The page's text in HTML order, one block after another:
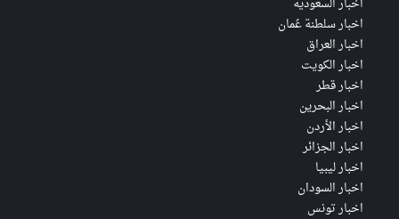
اخبار سلطنة عُمان
اخبار العراق
اخبار الكويت
اخبار قطر
اخبار البحرين
اخبار الأردن
اخبار الجزائر
اخبار ليبيا
اخبار السودان
اخبار تونس